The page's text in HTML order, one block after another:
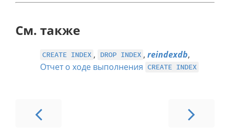
См. также
CREATE INDEX , DROP INDEX , reindexdb,
Отчет о ходе выполнения CREATE INDEX